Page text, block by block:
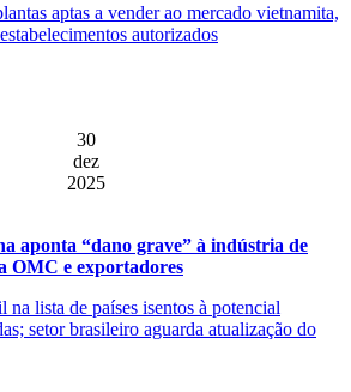
aptas a vender ao mercado vietnamita,
autorizados
30
dez
2025
aponta “dano grave” à indústria de
OMC e exportadores
lista de países isentos à potencial
setor brasileiro aguarda atualização do